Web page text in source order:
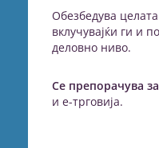
Обезбедува
вклучувајќи ги и
деловно ниво.
Се препорачува
и е-трговија.